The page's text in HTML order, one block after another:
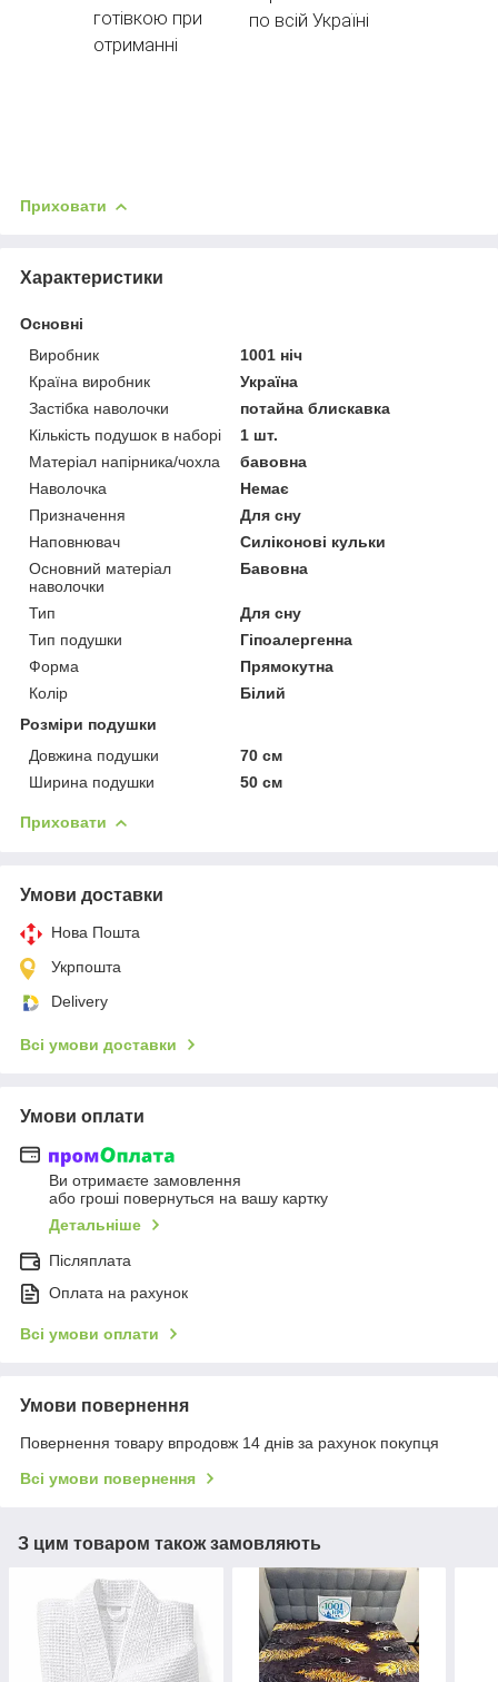
готівкою при
отриманні
по всій Україні
Приховати
Характеристики
Основні
Виробник
1001 ніч
Країна виробник
Україна
Застібка наволочки
потайна блискавка
Кількість подушок в наборі
1 шт.
Матеріал напірника/чохла
бавовна
Наволочка
Немає
Призначення
Для сну
Наповнювач
Силіконові кульки
Основний матеріал
наволочки
Бавовна
Тип
Для сну
Тип подушки
Гіпоалергенна
Форма
Прямокутна
Колір
Білий
Розміри подушки
Довжина подушки
70 см
Ширина подушки
50 см
Приховати
Умови доставки
Нова Пошта
Укрпошта
Delivery
Всі умови доставки
Умови оплати
Ви отримаєте замовлення
або гроші повернуться на вашу картку
Детальніше
Післяплата
Оплата на рахунок
Всі умови оплати
Умови повернення
Повернення товару впродовж 14 днів за рахунок покупця
Всі умови повернення
З цим товаром також замовляють